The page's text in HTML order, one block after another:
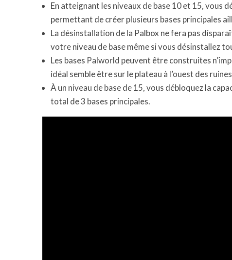
En atteignant les niveaux de base 10 et 15, vous
permettant de créer plusieurs bases principales
La désinstallation de la Palbox ne fera pas
votre niveau de base même si vous désinstallez
Les bases Palworld peuvent être construites
idéal semble être sur le plateau à l’ouest des
À un niveau de base de 15, vous débloquez la
total de 3 bases principales.